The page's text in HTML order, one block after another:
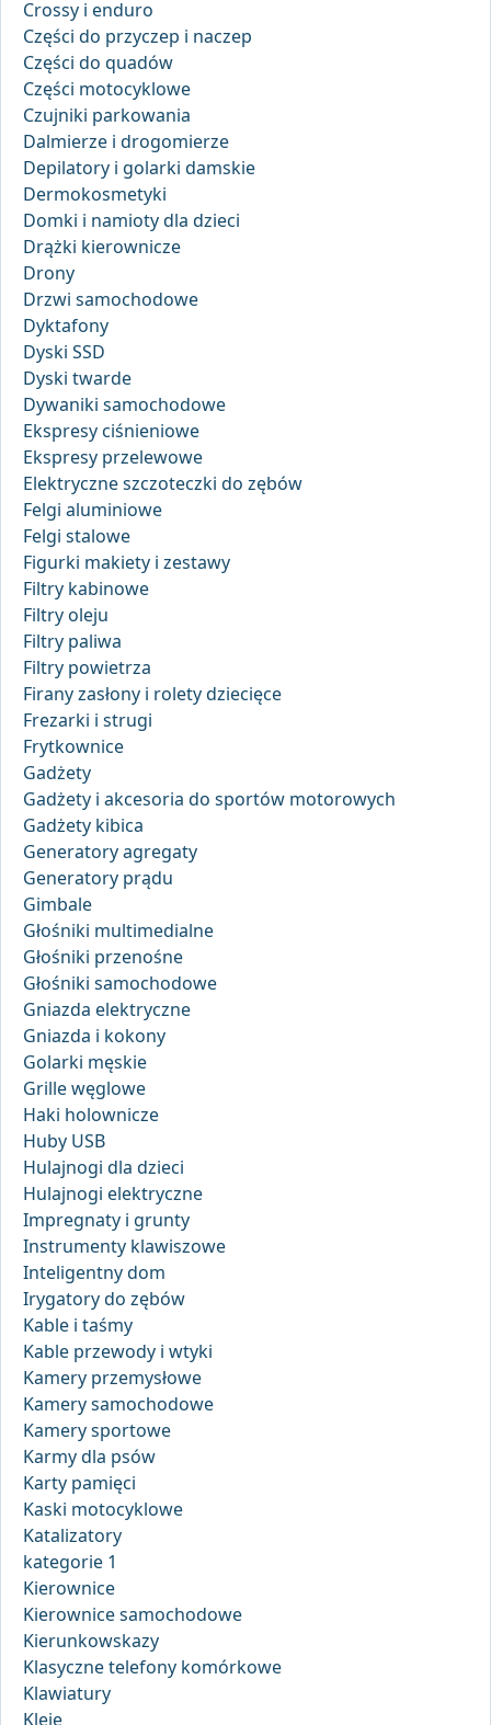
Crossy i enduro
Części do przyczep i naczep
Części do quadów
Części motocyklowe
Czujniki parkowania
Dalmierze i drogomierze
Depilatory i golarki damskie
Dermokosmetyki
Domki i namioty dla dzieci
Drążki kierownicze
Drony
Drzwi samochodowe
Dyktafony
Dyski SSD
Dyski twarde
Dywaniki samochodowe
Ekspresy ciśnieniowe
Ekspresy przelewowe
Elektryczne szczoteczki do zębów
Felgi aluminiowe
Felgi stalowe
Figurki makiety i zestawy
Filtry kabinowe
Filtry oleju
Filtry paliwa
Filtry powietrza
Firany zasłony i rolety dziecięce
Frezarki i strugi
Frytkownice
Gadżety
Gadżety i akcesoria do sportów motorowych
Gadżety kibica
Generatory agregaty
Generatory prądu
Gimbale
Głośniki multimedialne
Głośniki przenośne
Głośniki samochodowe
Gniazda elektryczne
Gniazda i kokony
Golarki męskie
Grille węglowe
Haki holownicze
Huby USB
Hulajnogi dla dzieci
Hulajnogi elektryczne
Impregnaty i grunty
Instrumenty klawiszowe
Inteligentny dom
Irygatory do zębów
Kable i taśmy
Kable przewody i wtyki
Kamery przemysłowe
Kamery samochodowe
Kamery sportowe
Karmy dla psów
Karty pamięci
Kaski motocyklowe
Katalizatory
kategorie 1
Kierownice
Kierownice samochodowe
Kierunkowskazy
Klasyczne telefony komórkowe
Klawiatury
Kleje